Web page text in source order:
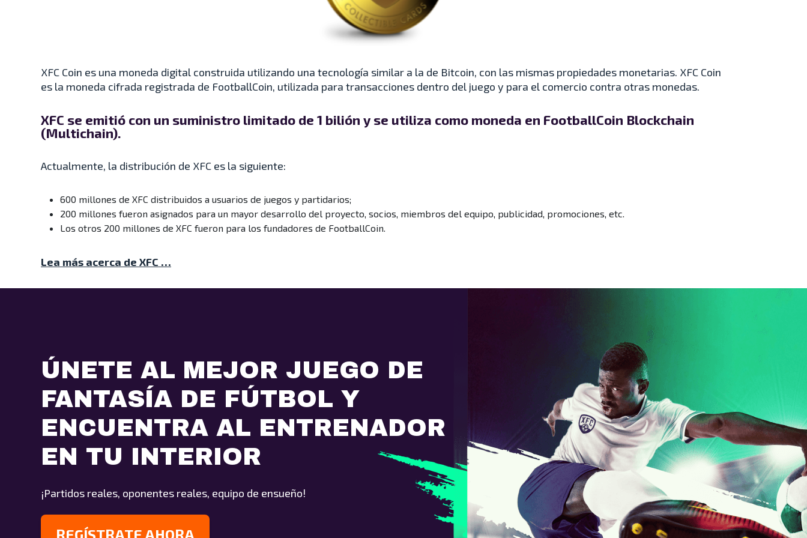
XFC Coin es una moneda digital construida utilizando una tecnología similar a la de Bitcoin, con las mismas propiedades monetarias. XFC Coin
es la moneda cifrada registrada de FootballCoin, utilizada para transacciones dentro del juego y para el comercio contra otras monedas.
XFC se emitió con un suministro limitado de 1 bilión y se utiliza como moneda en FootballCoin Blockchain
(Multichain).
Actualmente, la distribución de XFC es la siguiente:
600 millones de XFC distribuidos a usuarios de juegos y partidarios;
200 millones fueron asignados para un mayor desarrollo del proyecto, socios, miembros del equipo, publicidad, promociones, etc.
Los otros 200 millones de XFC fueron para los fundadores de FootballCoin.
Lea más acerca de XFC …
ÚNETE AL MEJOR JUEGO DE
FANTASÍA DE FÚTBOL Y
ENCUENTRA AL ENTRENADOR
EN TU INTERIOR
¡Partidos reales, oponentes reales, equipo de ensueño!
REGÍSTRATE AHORA